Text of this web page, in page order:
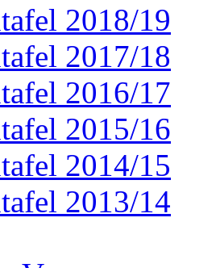
2018/19
2017/18
2016/17
2015/16
2014/15
2013/14